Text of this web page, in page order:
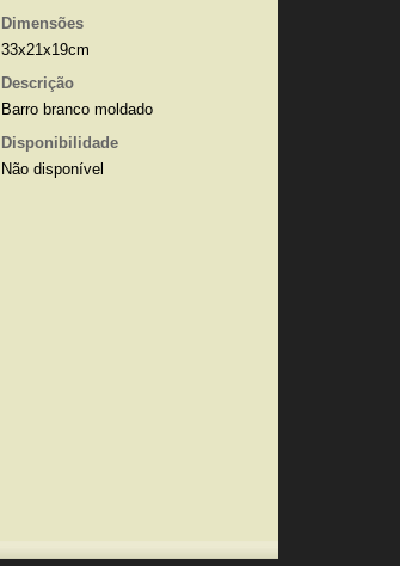
Dimensões
33x21x19cm
Descrição
Barro branco moldado
Disponibilidade
Não disponível